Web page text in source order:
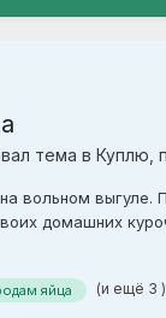
тема в Куплю,
вольном выгуле.
домашних
Камышина (цена
с 9-00 до 17-00
яйца (и ещё 3 )